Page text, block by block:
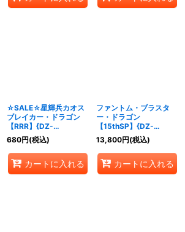
☆SALE☆星輝兵カオス
ブレイカー・ドラゴン
【RRR】{DZ-
BT15/010}《ブラントゲ
ート》
680円(税込)
カートに入れる
ファントム・ブラスタ
ー・ドラゴン
【15thSP】{DZ-
BT15/15thSP01}《ケテ
ルサンクチュアリ》
13,800円(税込)
カートに入れる